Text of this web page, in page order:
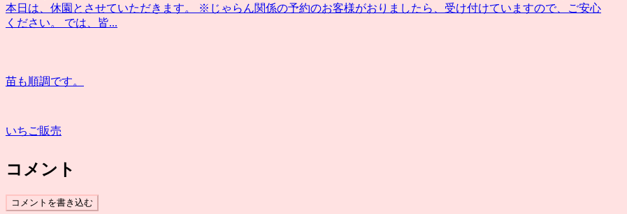
本日は、休園とさせていただきます。 ※じゃらん関係の予約のお客様がおりましたら、受け付けていますので、ご安心
ください。 では、皆...
苗も順調です。
いちご販売
コメント
コメントを書き込む